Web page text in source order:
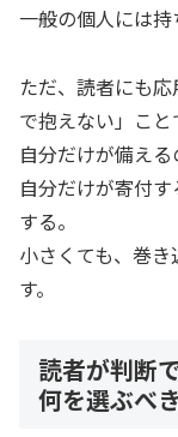
一般の個人には持
ただ、読者にも
で抱えない」こと
自分だけが備え
自分だけが寄付
する。
小さくても、巻
す。
読者が判断
何を選ぶべ